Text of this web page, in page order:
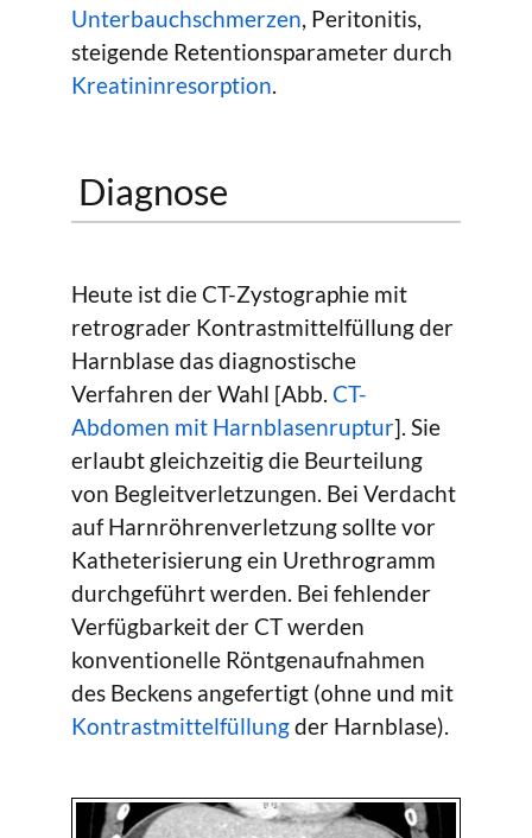
Unterbauchschmerzen, Peritonitis,
steigende Retentionsparameter durch
Kreatininresorption.
Diagnose
Heute ist die CT-Zystographie mit
retrograder Kontrastmittelfüllung der
Harnblase das diagnostische
Verfahren der Wahl [Abb. CT-
Abdomen mit Harnblasenruptur]. Sie
erlaubt gleichzeitig die Beurteilung
von Begleitverletzungen. Bei Verdacht
auf Harnröhrenverletzung sollte vor
Katheterisierung ein Urethrogramm
durchgeführt werden. Bei fehlender
Verfügbarkeit der CT werden
konventionelle Röntgenaufnahmen
des Beckens angefertigt (ohne und mit
Kontrastmittelfüllungder Harnblase).